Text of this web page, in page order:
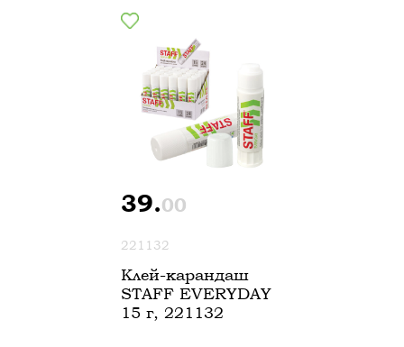
39.00
221132
Клей-карандаш
STAFF EVERYDAY
15 г, 221132